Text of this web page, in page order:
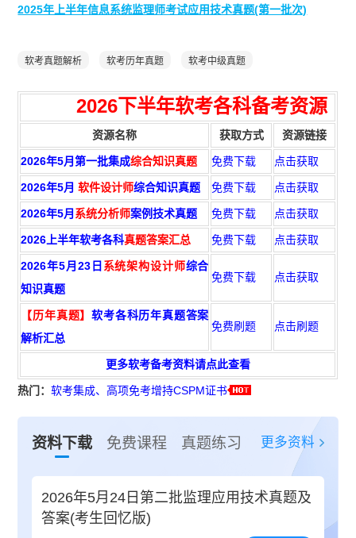
2025年上半年信息系统监理师考试应用技术真题(第一批次)
软考真题解析 软考历年真题 软考中级真题
2026下半年软考各科备考资源
资源名称 获取方式 资源链接
2026年5月第一批集成综合知识真题 免费下载 点击获取
2026年5月软件设计师综合知识真题 免费下载 点击获取
2026年5月 系统分析师案例技术真题 免费下载 点击获取
2026上半年软考各科真题答案汇总 免费下载 点击获取
2026年5月23日 系统架构设计师综合
知识真题
免费下载 点击获取
【历年真题】软考各科历年真题答案
解析汇总
免费刷题 点击刷题
更多软考备考资料请点此查看
热门：软考集成、高项免考增持CSPM证书
资料下载 免费课程 真题练习 更多资料
2026年5月24日第二批监理应用技术真题及
答案(考生回忆版)